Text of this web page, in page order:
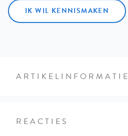
IK WIL KENNISMAKEN
ARTIKELINFORMATIE
REACTIES